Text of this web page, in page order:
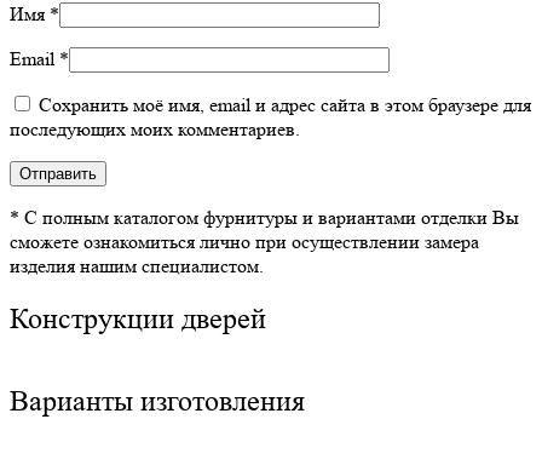
Имя *
Email *
Сохранить моё имя, email и адрес сайта в этом браузере для
последующих моих комментариев.
* С полным каталогом фурнитуры и вариантами отделки Вы
сможете ознакомиться лично при осуществлении замера
изделия нашим специалистом.
Конструкции дверей
Варианты изготовления